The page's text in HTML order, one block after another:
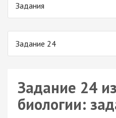
Задания
Задание 24
Задание 24
биологии: